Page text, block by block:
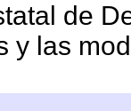
de
y las